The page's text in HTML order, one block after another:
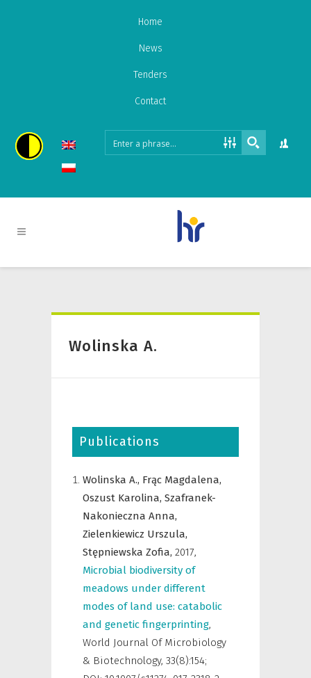
Home
News
Tenders
Contact
Wolinska A.
Publications
Wolinska A., Frąc Magdalena,
Oszust Karolina, Szafranek-
Nakonieczna Anna,
Zielenkiewicz Urszula,
Stępniewska Zofia, 2017,
Microbial biodiversity of
meadows under different
modes of land use: catabolic
and genetic fingerprinting,
World Journal Of Microbiology
& Biotechnology, 33(8):154;